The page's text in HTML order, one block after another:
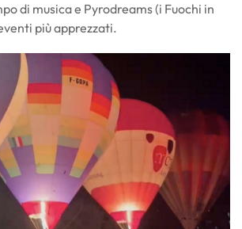
di musica e Pyrodreams (i Fuochi in
più apprezzati.